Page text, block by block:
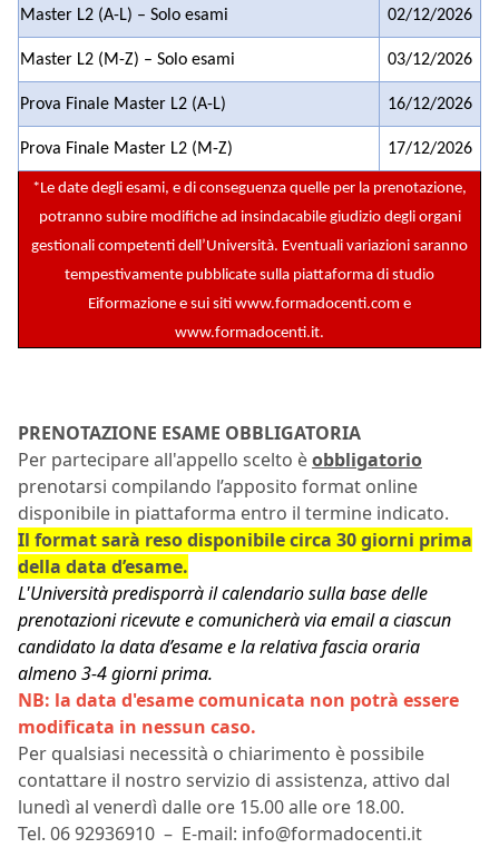
Master L2 (A-L) – Solo esami 02/12/2026
Master L2 (M-Z) – Solo esami 03/12/2026
Prova Finale Master L2 (A-L) 16/12/2026
Prova Finale Master L2 (M-Z) 17/12/2026
*Le date degli esami, e di conseguenza quelle per la prenotazione,
potranno subire modifiche ad insindacabile giudizio degli organi
gestionali competenti dell’Università. Eventuali variazioni saranno
tempestivamente pubblicate sulla piattaforma di studio
Eiformazione e sui siti www.formadocenti.com e
www.formadocenti.it.
PRENOTAZIONE ESAME OBBLIGATORIA
Per partecipare all'appello scelto èobbligatorio
prenotarsi compilando l’apposito format online
disponibile in piattaforma entro il termine indicato.
Il format sarà reso disponibile circa 30 giorni prima
della data d’esame.
L'Università predisporrà il calendario sulla base delle
prenotazioni ricevute e comunicherà via email a ciascun
candidato la data d’esame e la relativa fascia oraria
almeno 3-4 giorni prima.
NB: la data d'esame comunicata non potrà essere
modificata in nessun caso.
Per qualsiasi necessità o chiarimento è possibile
contattare il nostro servizio di assistenza, attivo dal
lunedì al venerdì dalle ore 15.00 alle ore 18.00.
Tel. 06 92936910 – E-mail: info@formadocenti.it